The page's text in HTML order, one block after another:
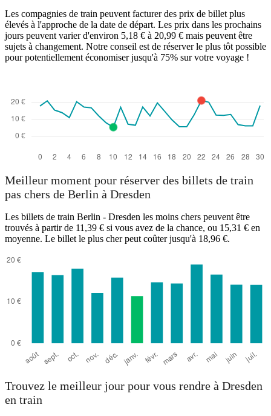
Dresden
Les compagnies de train peuvent facturer des prix de billet plus
élevés à l'approche de la date de départ. Les prix dans les prochains
jours peuvent varier d'environ 5,18 € à 20,99 € mais peuvent être
sujets à changement. Notre conseil est de réserver le plus tôt possible
pour potentiellement économiser jusqu'à 75% sur votre voyage !
Meilleur moment pour réserver des billets de train
pas chers de Berlin à Dresden
Les billets de train Berlin - Dresden les moins chers peuvent être
trouvés à partir de 11,39 € si vous avez de la chance, ou 15,31 € en
moyenne. Le billet le plus cher peut coûter jusqu'à 18,96 €.
Trouvez le meilleur jour pour vous rendre à Dresden
en train